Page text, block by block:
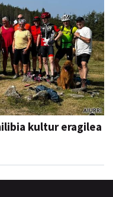
kultur eragilea